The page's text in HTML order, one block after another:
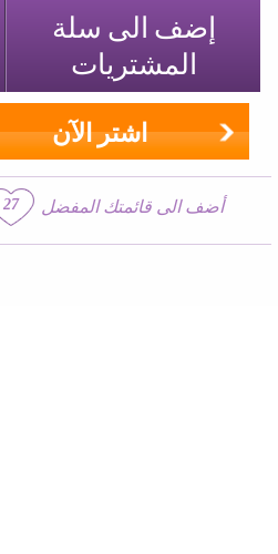
إضف الى سلة
المشتريات
اشتر الآن
27 أضف الى قائمتك المفضل